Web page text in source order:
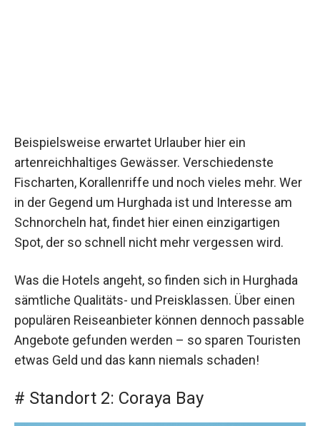
Beispielsweise erwartet Urlauber hier ein
artenreichhaltiges Gewässer. Verschiedenste
Fischarten, Korallenriffe und noch vieles mehr. Wer
in der Gegend um Hurghada ist und Interesse am
Schnorcheln hat, findet hier einen einzigartigen
Spot, der so schnell nicht mehr vergessen wird.
Was die Hotels angeht, so finden sich in Hurghada
sämtliche Qualitäts- und Preisklassen. Über einen
populären Reiseanbieter können dennoch passable
Angebote gefunden werden – so sparen Touristen
etwas Geld und das kann niemals schaden!
# Standort 2: Coraya Bay